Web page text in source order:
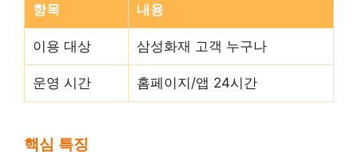
항목 내용
이용 대상 삼성화재 고객 누구나
운영 시간 홈페이지/앱 24시간
핵심 특징